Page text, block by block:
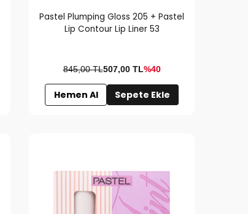
Pastel Plumping Gloss 205 + Pastel
Lip Contour Lip Liner 53
845,00 TL507,00TL%40
Hemen Al Sepete Ekle